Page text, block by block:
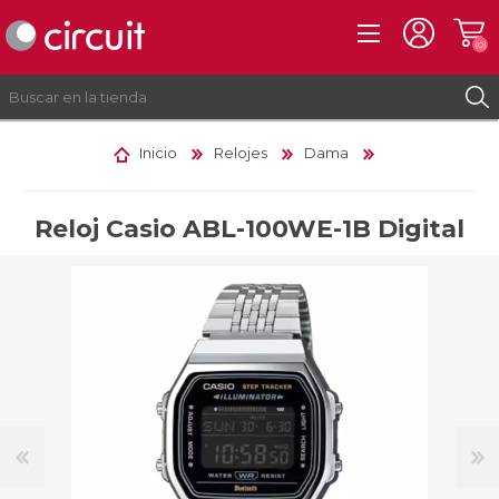
INICIAR SESIÓN
(0)
Inicio Relojes Dama
Reloj Casio ABL-100WE-1B Digital